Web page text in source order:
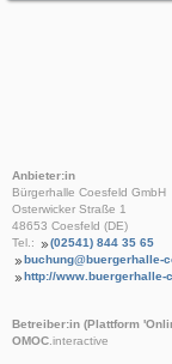
Anbieter:in
Bürgerhalle Coesfeld GmbH
Osterwicker Straße 1
48653 Coesfeld (DE)
Tel.:
(02541) 844 35 65
buchung@buergerhalle-
http://www.buergerhalle-
Betreiber:in (Plattform
OMOC.interactive